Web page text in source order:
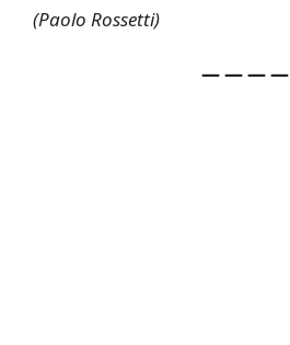
(Paolo Rossetti)
— — — —